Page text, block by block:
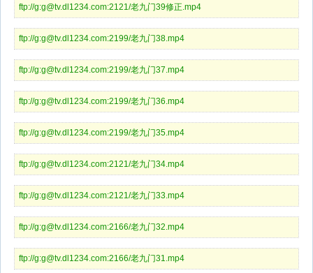
ftp://g:g@tv.dl1234.com:2121/老九门39修正.mp4
ftp://g:g@tv.dl1234.com:2199/老九门38.mp4
ftp://g:g@tv.dl1234.com:2199/老九门37.mp4
ftp://g:g@tv.dl1234.com:2199/老九门36.mp4
ftp://g:g@tv.dl1234.com:2199/老九门35.mp4
ftp://g:g@tv.dl1234.com:2121/老九门34.mp4
ftp://g:g@tv.dl1234.com:2121/老九门33.mp4
ftp://g:g@tv.dl1234.com:2166/老九门32.mp4
ftp://g:g@tv.dl1234.com:2166/老九门31.mp4